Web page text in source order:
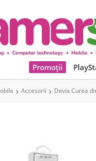
Promoții
 Accesorii  Devia Curea